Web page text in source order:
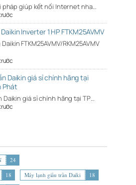
pháp giúp kết nối Internet nha…
Inverter 1 HP FTKM25AVMV
FTKM25AVMV/RKM25AVMV
Daikin giá sỉ chính hãng tại
Phát
Daikin giá sỉ chính hãng tại TP…
24
18 Máy lạnh giấu trần Daiki
18